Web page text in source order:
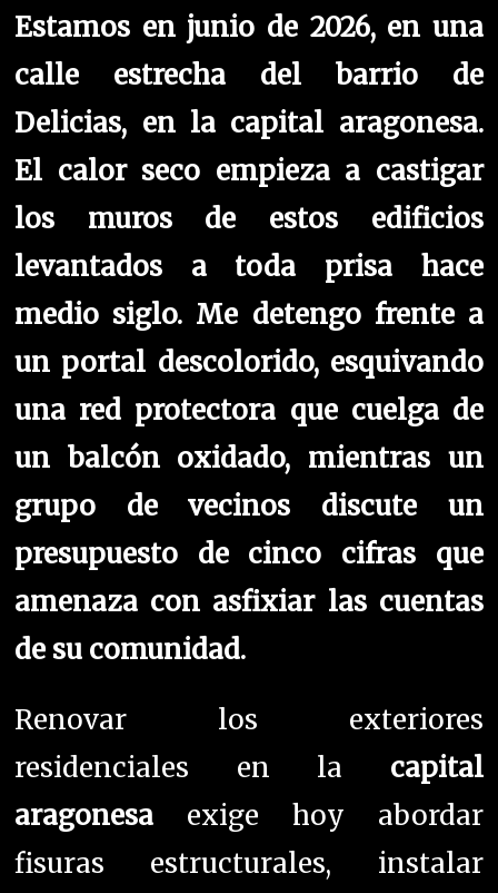
Estamos en junio de 2026, en una
calle estrecha del barrio de
Delicias, en la capital aragonesa.
El calor seco empieza a castigar
los muros de estos edificios
levantados a toda prisa hace
medio siglo. Me detengo frente a
un portal descolorido, esquivando
una red protectora que cuelga de
un balcón oxidado, mientras un
grupo de vecinos discute un
presupuesto de cinco cifras que
amenaza con asfixiar las cuentas
de su comunidad.
Renovar los exteriores
residenciales en la capital
aragonesa exige hoy abordar
fisuras estructurales, instalar